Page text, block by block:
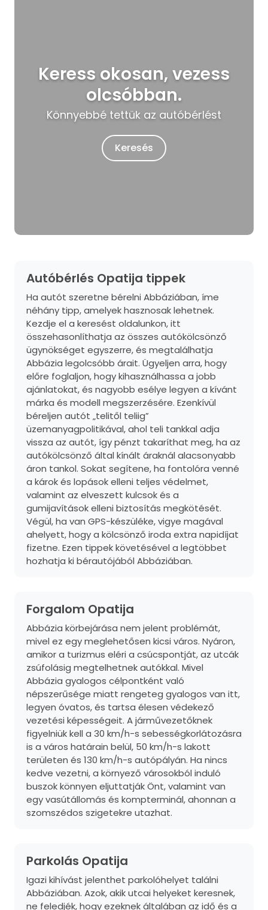
Keress okosan, vezess
olcsóbban.
Könnyebbé tettük az autóbérlést
Keresés
Autóbérlés Opatija tippek
Ha autót szeretne bérelni Abbáziában, íme
néhány tipp, amelyek hasznosak lehetnek.
Kezdje el a keresést oldalunkon, itt
összehasonlíthatja az összes autókölcsönző
ügynökséget egyszerre, és megtalálhatja
Abbázia legolcsóbb árait. Ügyeljen arra, hogy
előre foglaljon, hogy kihasználhassa a jobb
ajánlatokat, és nagyobb esélye legyen a kívánt
márka és modell megszerzésére. Ezenkívül
béreljen autót „telitől teliig”
üzemanyagpolitikával, ahol teli tankkal adja
vissza az autót, így pénzt takaríthat meg, ha az
autókölcsönző által kínált áraknál alacsonyabb
áron tankol. Sokat segítene, ha fontolóra venné
a károk és lopások elleni teljes védelmet,
valamint az elveszett kulcsok és a
gumijavítások elleni biztosítás megkötését.
Végül, ha van GPS-készüléke, vigye magával
ahelyett, hogy a kölcsönző iroda extra napidíjat
fizetne. Ezen tippek követésével a legtöbbet
hozhatja ki bérautójából Abbáziában.
Forgalom Opatija
Abbázia körbejárása nem jelent problémát,
mivel ez egy meglehetősen kicsi város. Nyáron,
amikor a turizmus eléri a csúcspontját, az utcák
zsúfolásig megtelhetnek autókkal. Mivel
Abbázia gyalogos célpontként való
népszerűsége miatt rengeteg gyalogos van itt,
legyen óvatos, és tartsa élesen védekező
vezetési képességeit. A járművezetőknek
figyelniük kell a 30 km/h-s sebességkorlátozásra
is a város határain belül, 50 km/h-s lakott
területen és 130 km/h-s autópályán. Ha nincs
kedve vezetni, a környező városokból induló
buszok könnyen eljuttatják Önt, valamint van
egy vasútállomás és kompterminál, ahonnan a
szomszédos szigetekre utazhat.
Parkolás Opatija
Igazi kihívást jelenthet parkolóhelyet találni
Abbáziában. Azok, akik utcai helyeket keresnek,
ne feledjék, hogy ezeknek általában az idő és a